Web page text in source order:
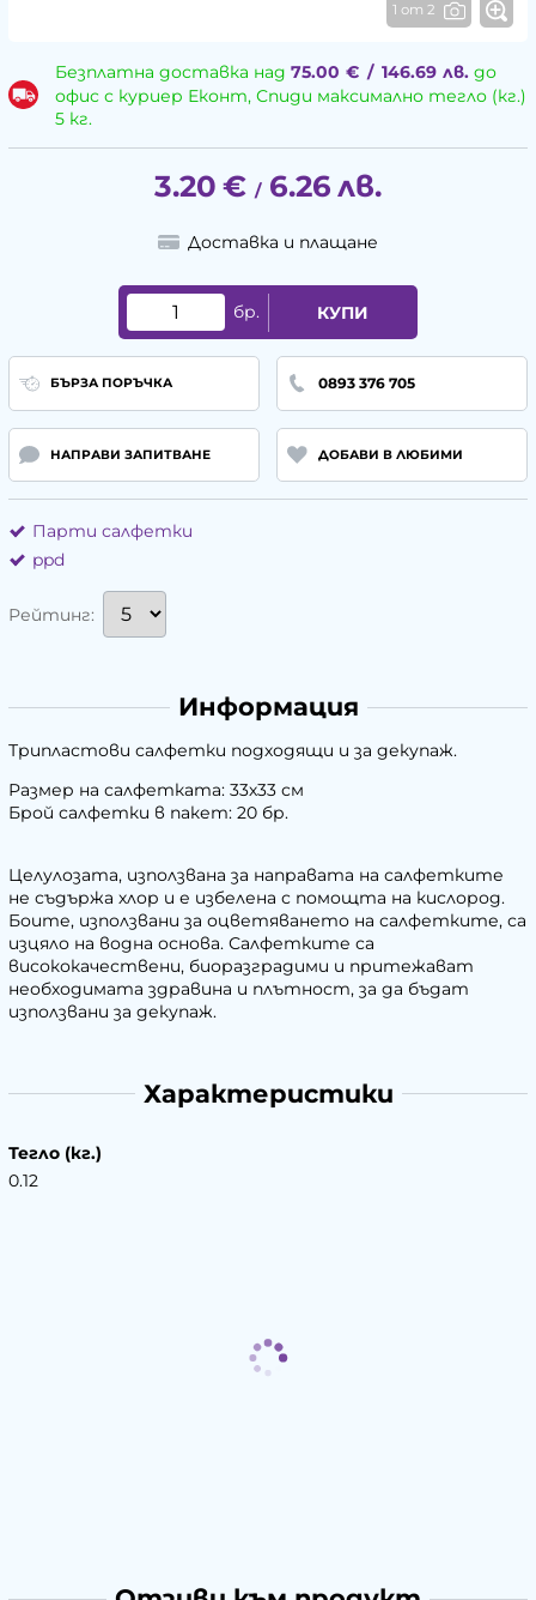
1 от 2
Безплатна доставка над 75.00 € / 146.69 лв.до
офис с куриер Еконт, Спиди максимално тегло (кг.)
5 кг.
3.20 € / 6.26 лв.
Доставка и плащане
бр. КУПИ
БЪРЗА ПОРЪЧКА 0893 376 705
НАПРАВИ ЗАПИТВАНЕ ДОБАВИ В ЛЮБИМИ
Парти салфетки
ppd
Рейтинг:
Информация
Трипластови салфетки подходящи и за декупаж.
Размер на салфетката: 33х33 см
Брой салфетки в пакет: 20 бр.
Целулозата, използвана за направата на салфетките
не съдържа хлор и е избелена с помощта на кислород.
Боите, използвани за оцветяването на салфетките, са
изцяло на водна основа. Салфетките са
висококачествени, биоразградими и притежават
необходимата здравина и плътност, за да бъдат
използвани за декупаж.
Характеристики
Тегло (кг.)
0.12